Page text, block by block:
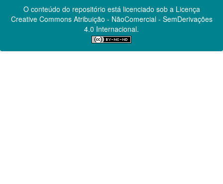
O conteúdo do repositório está licenciado sob a Licença
Creative CommonsAtribuição - NãoComercial - SemDerivações
4.0 Internacional.